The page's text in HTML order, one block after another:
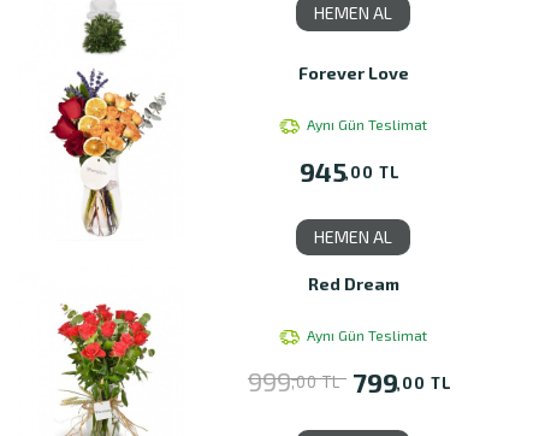
HEMEN AL
Forever Love
Aynı Gün Teslimat
945,00 TL
HEMEN AL
Red Dream
Aynı Gün Teslimat
999,00 TL 799,00 TL